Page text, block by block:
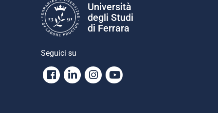
Università
degli Studi
di Ferrara
Seguici su
Facebook
LinkedinInstagram
Youtube